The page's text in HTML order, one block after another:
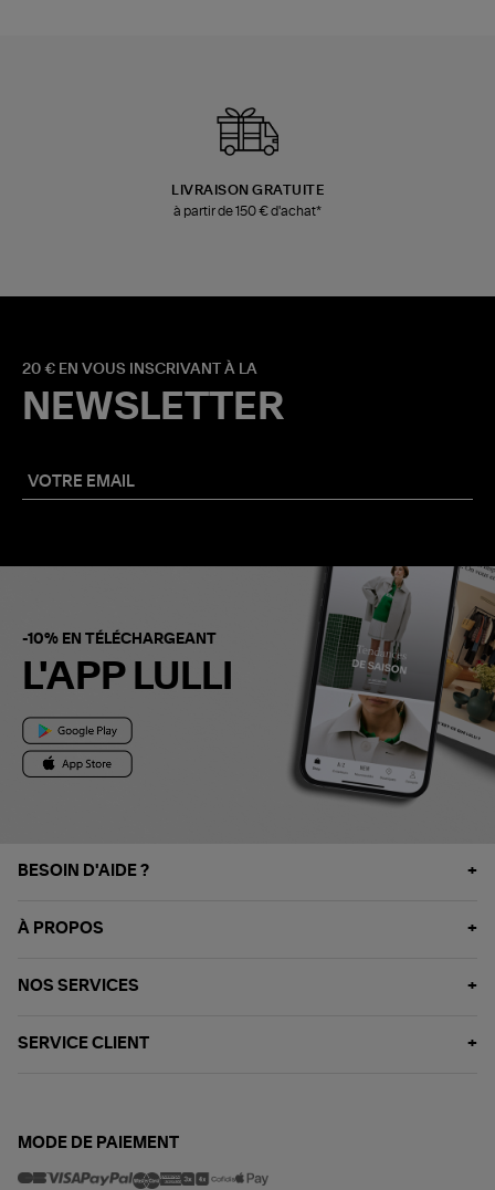
LIVRAISON GRATUITE
à partir de 150 € d'achat*
20 € EN VOUS INSCRIVANT À LA
NEWSLETTER
-10% EN TÉLÉCHARGEANT
L'APP LULLI
BESOIN D'AIDE ?
À PROPOS
NOS SERVICES
SERVICE CLIENT
MODE DE PAIEMENT